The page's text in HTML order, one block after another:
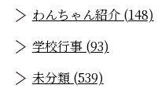
わんちゃん紹介 (148)
学校行事 (93)
未分類 (539)